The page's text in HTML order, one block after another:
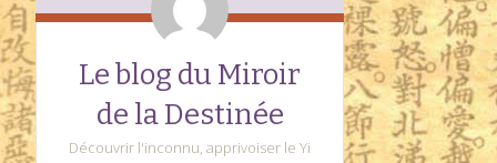
Le blog du Miroir
de la Destinée
Découvrir l'inconnu, apprivoiser le Yi